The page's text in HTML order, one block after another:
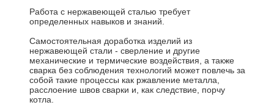
Работа с нержавеющей сталью требует
определенных навыков и знаний.
Самостоятельная доработка изделий из
нержавеющей стали - сверление и другие
механические и термические воздействия, а также
сварка без соблюдения технологий может повлечь за
собой такие процессы как ржавление металла,
расслоение швов сварки и, как следствие, порчу
котла.